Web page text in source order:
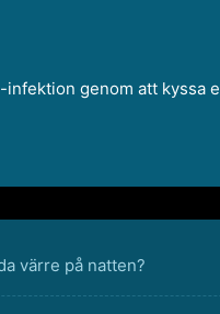
infektion genom att kyssa
värre på natten?